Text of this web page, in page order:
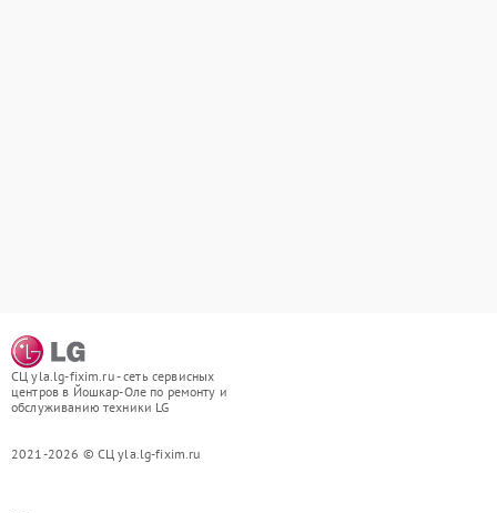
СЦ yla.lg-fixim.ru - сеть сервисных
центров в Йошкар-Оле по ремонту и
обслуживанию техники LG
2021-2026 © СЦ yla.lg-fixim.ru